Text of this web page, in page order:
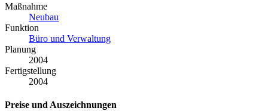
Maßnahme
Neubau
Funktion
Büro und Verwaltung
Planung
2004
Fertigstellung
2004
Preise und Auszeichnungen